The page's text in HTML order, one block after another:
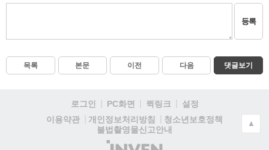
등록
목록 본문 이전 다음 댓글보기
로그인 PC화면 퀵링크
설정
이용약관
개인정보처리방침
청소년보호정책
불법촬영물신고안내
(주)
▲